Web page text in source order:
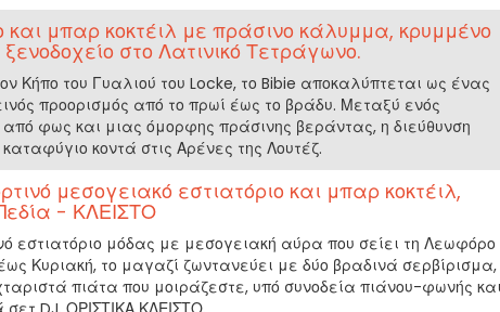
και μπαρ κοκτέιλ με πράσινο κάλυμμα, κρυμμένο
στο Λατινικό Τετράγωνο.
Κήπο του Γυαλιού του Locke, το Bibie αποκαλύπτεται ως ένας
προορισμός από το πρωί έως το βράδυ. Μεταξύ ενός
από φως και μιας όμορφης πράσινης βεράντας, η διεύθυνση
κοντά στις Αρένες της Λουτέζ.
μεσογειακό εστιατόριο και μπαρ κοκτέιλ,
- ΚΛΕΙΣΤΟ
εστιατόριο μόδας με μεσογειακή αύρα που σείει τη Λεωφόρο
Κυριακή, το μαγαζί ζωντανεύει με δύο βραδινά σερβίρισμα,
πιάτα που μοιράζεστε, υπό συνοδεία πιάνου-φωνής